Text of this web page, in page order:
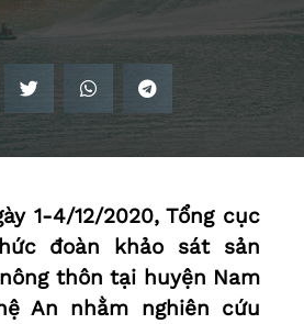
1-4/12/2020, Tổng cục
đoàn khảo sát sản
thôn tại huyện Nam
An nhằm nghiên cứu